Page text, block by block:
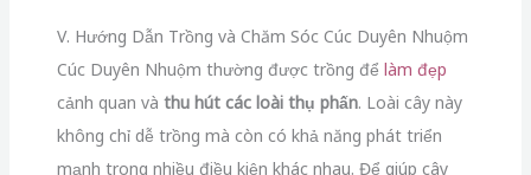
V. Hướng Dẫn Trồng và Chăm Sóc Cúc Duyên Nhuộm
Cúc Duyên Nhuộm thường được trồng để làm đẹp
cảnh quan và thu hút các loài thụ phấn. Loài cây này
không chỉ dễ trồng mà còn có khả năng phát triển
mạnh trong nhiều điều kiện khác nhau. Để giúp cây